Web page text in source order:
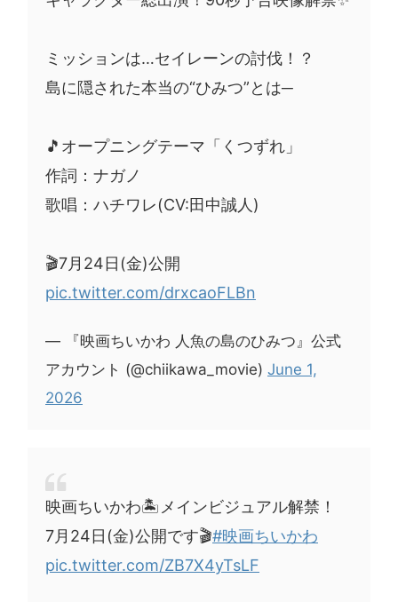
ミッションは…セイレーンの討伐！？
島に隠された本当の“ひみつ”とは─
🎵オープニングテーマ「くつずれ」
作詞：ナガノ
歌唱：ハチワレ(CV:田中誠人)
🎬7月24日(金)公開
pic.twitter.com/drxcaoFLBn
— 『映画ちいかわ 人魚の島のひみつ』公式
アカウント (@chiikawa_movie) June 1,
2026
映画ちいかわ🏝️メインビジュアル解禁！
7月24日(金)公開です🎬#映画ちいかわ
pic.twitter.com/ZB7X4yTsLF